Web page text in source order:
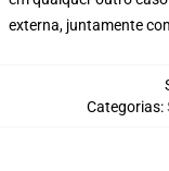
externa, juntamente
Categorias: